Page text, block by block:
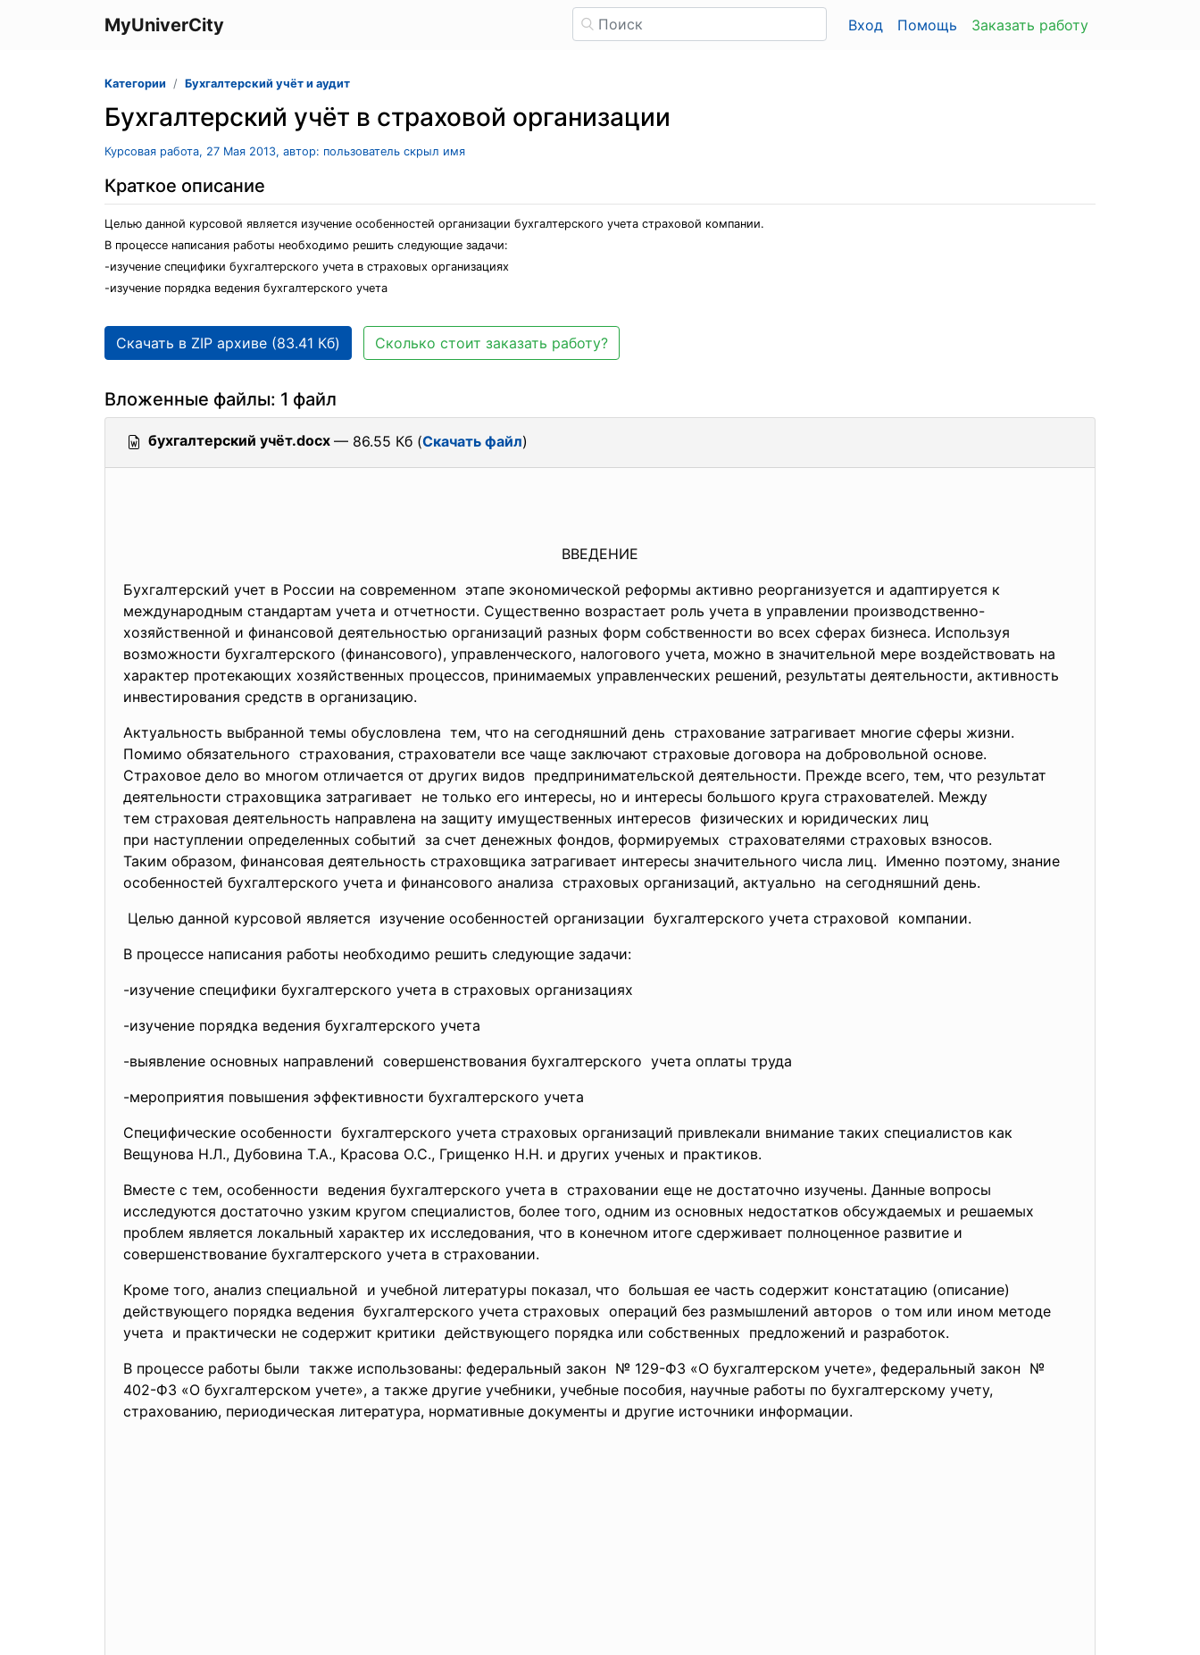
MyUniverCity Вход Помощь Заказать работу
Категории Бухгалтерский учёт и аудит
Бухгалтерский учёт в страховой организации
Курсовая работа, 27 Мая 2013, автор: пользователь скрыл имя
Краткое описание
Целью данной курсовой является изучение особенностей организации бухгалтерского учета страховой компании.
В процессе написания работы необходимо решить следующие задачи:
-изучение специфики бухгалтерского учета в страховых организациях
-изучение порядка ведения бухгалтерского учета
Скачать в ZIP архиве (83.41 Кб) Сколько стоит заказать работу?
Вложенные файлы: 1 файл
бухгалтерский учёт.docx — 86.55 Кб (Скачать файл)
ВВЕДЕНИЕ
Бухгалтерский учет в России на современном этапе экономической реформы активно реорганизуется и адаптируется к
международным стандартам учета и отчетности. Существенно возрастает роль учета в управлении производственно-
хозяйственной и финансовой деятельностью организаций разных форм собственности во всех сферах бизнеса. Используя
возможности бухгалтерского (финансового), управленческого, налогового учета, можно в значительной мере воздействовать на
характер протекающих хозяйственных процессов, принимаемых управленческих решений, результаты деятельности, активность
инвестирования средств в организацию.
Актуальность выбранной темы обусловлена тем, что на сегодняшний день страхование затрагивает многие сферы жизни.
Помимо обязательного страхования, страхователи все чаще заключают страховые договора на добровольной основе.
Страховое дело во многом отличается от других видов предпринимательской деятельности. Прежде всего, тем, что результат
деятельности страховщика затрагивает не только его интересы, но и интересы большого круга страхователей. Между
тем страховая деятельность направлена на защиту имущественных интересов физических и юридических лиц
при наступлении определенных событий за счет денежных фондов, формируемых страхователями страховых взносов.
Таким образом, финансовая деятельность страховщика затрагивает интересы значительного числа лиц. Именно поэтому, знание
особенностей бухгалтерского учета и финансового анализа страховых организаций, актуально на сегодняшний день.
Целью данной курсовой является изучение особенностей организации бухгалтерского учета страховой компании.
В процессе написания работы необходимо решить следующие задачи:
-изучение специфики бухгалтерского учета в страховых организациях
-изучение порядка ведения бухгалтерского учета
-выявление основных направлений совершенствования бухгалтерского учета оплаты труда
-мероприятия повышения эффективности бухгалтерского учета
Специфические особенности бухгалтерского учета страховых организаций привлекали внимание таких специалистов как
Вещунова Н.Л., Дубовина Т.А., Красова О.С., Грищенко Н.Н. и других ученых и практиков.
Вместе с тем, особенности ведения бухгалтерского учета в страховании еще не достаточно изучены. Данные вопросы
исследуются достаточно узким кругом специалистов, более того, одним из основных недостатков обсуждаемых и решаемых
проблем является локальный характер их исследования, что в конечном итоге сдерживает полноценное развитие и
совершенствование бухгалтерского учета в страховании.
Кроме того, анализ специальной и учебной литературы показал, что большая ее часть содержит констатацию (описание)
действующего порядка ведения бухгалтерского учета страховых операций без размышлений авторов о том или ином методе
учета и практически не содержит критики действующего порядка или собственных предложений и разработок.
В процессе работы были также использованы: федеральный закон № 129-ФЗ «О бухгалтерском учете», федеральный закон №
402-ФЗ «О бухгалтерском учете», а также другие учебники, учебные пособия, научные работы по бухгалтерскому учету,
страхованию, периодическая литература, нормативные документы и другие источники информации.